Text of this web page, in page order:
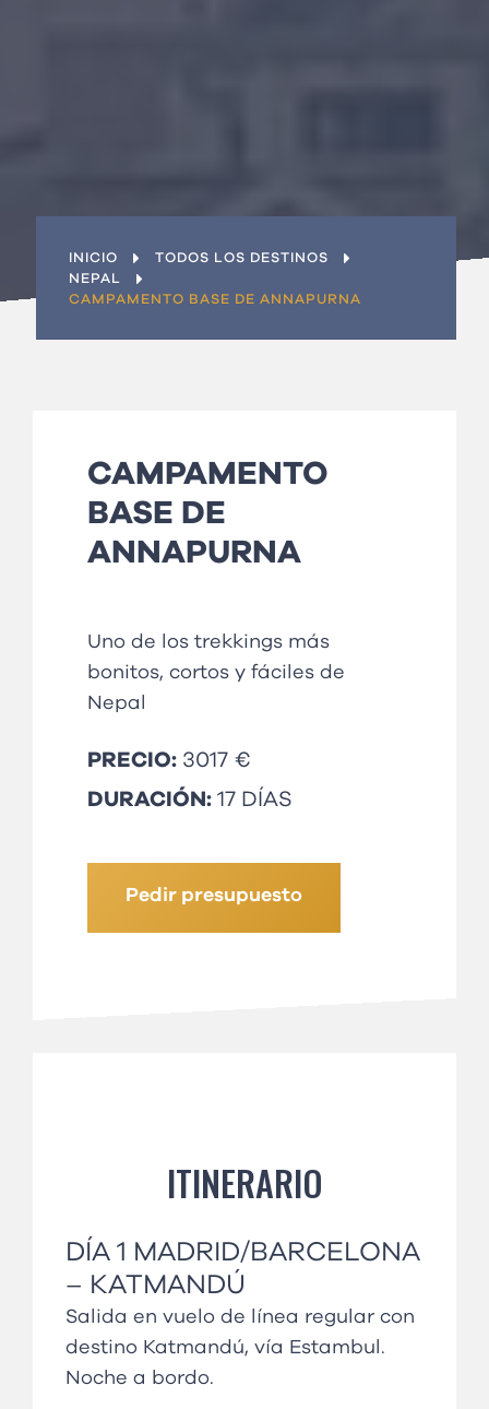
INICIO
TODOS LOS DESTINOS
NEPAL
CAMPAMENTO BASE DE ANNAPURNA
CAMPAMENTO
BASE DE
ANNAPURNA
Uno de los trekkings más
bonitos, cortos y fáciles de
Nepal
PRECIO: 3017 €
DURACIÓN: 17 DÍAS
Pedir presupuesto
ITINERARIO
DÍA 1 MADRID/BARCELONA
– KATMANDÚ
Salida en vuelo de línea regular con
destino Katmandú, vía Estambul.
Noche a bordo.